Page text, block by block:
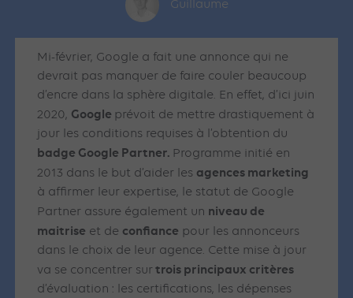
Guillaume
Mi-février, Google a fait une annonce qui ne
devrait pas manquer de faire couler beaucoup
d’encre dans la sphère digitale. En effet, d’ici juin
2020, Google prévoit de mettre drastiquement à
jour les conditions requises à l’obtention du
badge Google Partner. Programme initié en
2013 dans le but d’aider les agences marketing
à affirmer leur expertise, le statut de Google
Partner assure également un niveau de
maitrise et de confiance pour les annonceurs
dans le choix de leur agence. Cette mise à jour
va se concentrer sur trois principaux critères
d’évaluation : les certifications, les dépenses